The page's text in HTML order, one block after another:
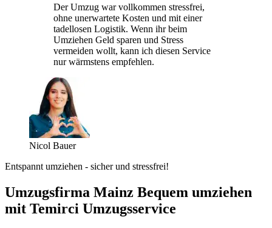
Der Umzug war vollkommen stressfrei,
ohne unerwartete Kosten und mit einer
tadellosen Logistik. Wenn ihr beim
Umziehen Geld sparen und Stress
vermeiden wollt, kann ich diesen Service
nur wärmstens empfehlen.
Nicol Bauer
Entspannt umziehen - sicher und stressfrei!
Umzugsfirma Mainz Bequem umziehen
mit Temirci Umzugsservice